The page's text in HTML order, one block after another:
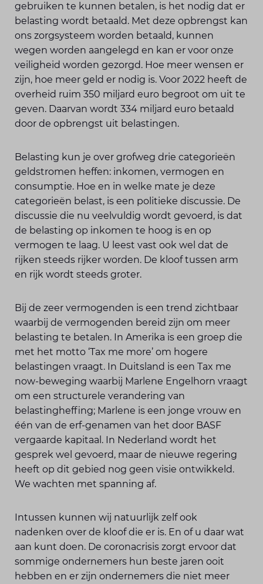
gebruiken te kunnen betalen, is het nodig dat er
belasting wordt betaald. Met deze opbrengst kan
ons zorgsysteem worden betaald, kunnen
wegen worden aangelegd en kan er voor onze
veiligheid worden gezorgd. Hoe meer wensen er
zijn, hoe meer geld er nodig is. Voor 2022 heeft de
overheid ruim 350 miljard euro begroot om uit te
geven. Daarvan wordt 334 miljard euro betaald
door de opbrengst uit belastingen.
Belasting kun je over grofweg drie categorieën
geldstromen heffen: inkomen, vermogen en
consumptie. Hoe en in welke mate je deze
categorieën belast, is een politieke discussie. De
discussie die nu veelvuldig wordt gevoerd, is dat
de belasting op inkomen te hoog is en op
vermogen te laag. U leest vast ook wel dat de
rijken steeds rijker worden. De kloof tussen arm
en rijk wordt steeds groter.
Bij de zeer vermogenden is een trend zichtbaar
waarbij de vermogenden bereid zijn om meer
belasting te betalen. In Amerika is een groep die
met het motto ‘Tax me more’ om hogere
belastingen vraagt. In Duitsland is een Tax me
now-beweging waarbij Marlene Engelhorn vraagt
om een structurele verandering van
belastinghefﬁng; Marlene is een jonge vrouw en
één van de erf-genamen van het door BASF
vergaarde kapitaal. In Nederland wordt het
gesprek wel gevoerd, maar de nieuwe regering
heeft op dit gebied nog geen visie ontwikkeld.
We wachten met spanning af.
Intussen kunnen wij natuurlijk zelf ook
nadenken over de kloof die er is. En of u daar wat
aan kunt doen. De coronacrisis zorgt ervoor dat
sommige ondernemers hun beste jaren ooit
hebben en er zijn ondernemers die niet meer